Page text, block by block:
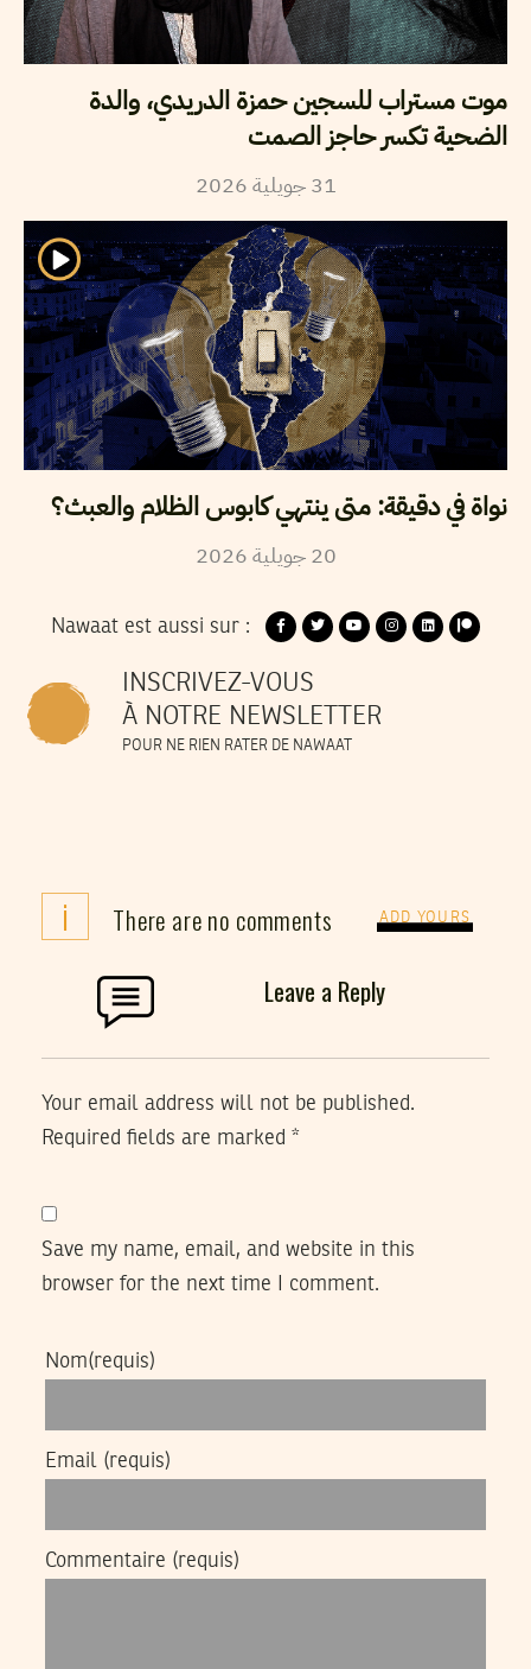
موت مستراب للسجين حمزة الدريدي، والدة
الضحية تكسر حاجز الصمت
31 جويلية2026
نواة في دقيقة: متى ينتهي كابوس الظلام والعبث؟
20 جويلية2026
Nawaat est aussi sur :
INSCRIVEZ-VOUS
À NOTRE NEWSLETTER
POUR NE RIEN RATER DE NAWAAT
i There are no comments ADD YOURS
Leave a Reply
Your email address will not be published.
Required fields are marked *
Save my name, email, and website in this
browser for the next time I comment.
Nom(requis)
Email (requis)
Commentaire (requis)